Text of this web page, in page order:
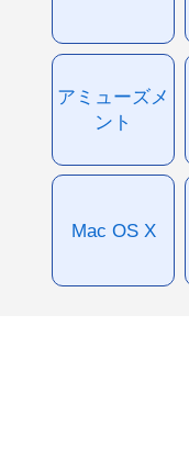
アミューズメ
ント
Mac OS X